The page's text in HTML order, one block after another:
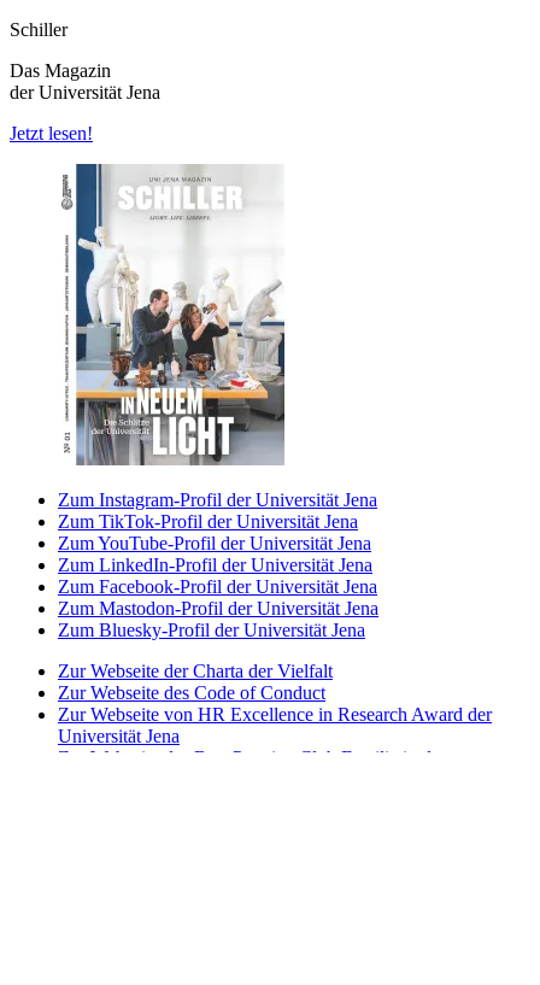
Schiller
Das Magazin
der Universität Jena
Jetzt lesen!
Zum Instagram-Profil der Universität Jena
Zum TikTok-Profil der Universität Jena
Zum YouTube-Profil der Universität Jena
Zum LinkedIn-Profil der Universität Jena
Zum Facebook-Profil der Universität Jena
Zum Mastodon-Profil der Universität Jena
Zum Bluesky-Profil der Universität Jena
Zur Webseite der Charta der Vielfalt
Zur Webseite des Code of Conduct
Zur Webseite von HR Excellence in Research Award der
Universität Jena
Zur Webseite des Best Practice-Club Familie in der